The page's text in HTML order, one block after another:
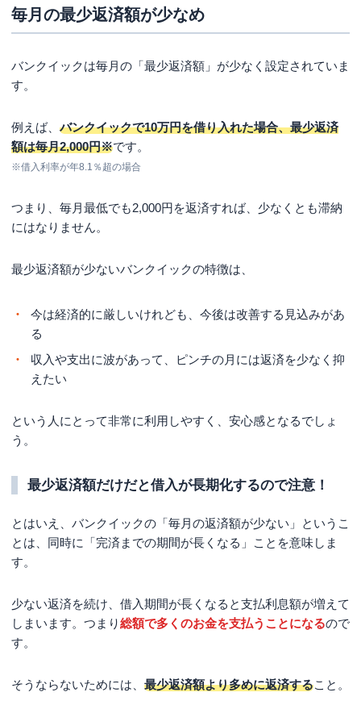
毎月の最少返済額が少なめ
バンクイックは毎月の「最少返済額」が少なく設定されていま
す。
例えば、バンクイックで10万円を借り入れた場合、最少返済
額は毎月2,000円※です。
※借入利率が年8.1％超の場合
つまり、毎月最低でも2,000円を返済すれば、少なくとも滞納
にはなりません。
最少返済額が少ないバンクイックの特徴は、
今は経済的に厳しいけれども、今後は改善する見込みがあ
る
収入や支出に波があって、ピンチの月には返済を少なく抑
えたい
という人にとって非常に利用しやすく、安心感となるでしょ
う。
最少返済額だけだと借入が長期化するので注意！
とはいえ、バンクイックの「毎月の返済額が少ない」というこ
とは、同時に
「完済までの期間が長くなる」ことを意味しま
す。
少ない返済を続け、借入期間が長くなると支払利息額が増えて
しまいます。つまり総額で多くのお金を支払うことになるので
す。
そうならないためには、 最少返済額より多めに返済すること。